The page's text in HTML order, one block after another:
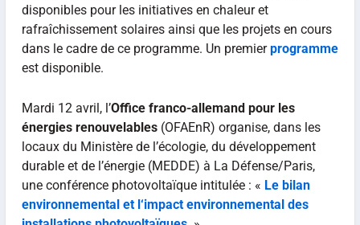
disponibles pour les initiatives en chaleur et
rafraîchissement solaires ainsi que les projets en cours
dans le cadre de ce programme. Un premierprogramme
est disponible.
Mardi 12 avril, l’Office franco-allemand pour les
énergies renouvelables(OFAEnR) organise, dans les
locaux du Ministère de l’écologie, du développement
durable et de l’énergie (MEDDE) à La Défense/Paris,
une conférence photovoltaïque intitulée : « Le bilan
environnemental et l‘impact environnemental des